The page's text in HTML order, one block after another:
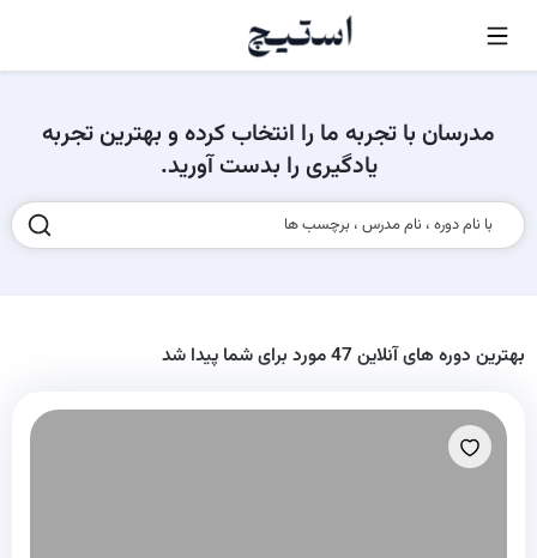
مدرسان با تجربه ما را انتخاب کرده و بهترین تجربه
یادگیری را بدست آورید.
با نام دوره ، نام مدرس ، برچسب ها
بهترین دوره های آنلاین 47 مورد برای شما پیدا شد